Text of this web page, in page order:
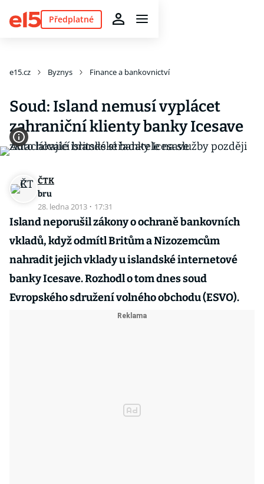
Předplatné
e15.cz Byznys Finance a bankovnictví
Soud: Island nemusí vyplácet
zahraniční klienty banky Icesave
ČTK
bru
28. ledna 2013 · 17:31
Island neporušil zákony o ochraně bankovních
vkladů, když odmítl Britům a Nizozemcům
nahradit jejich vklady u islandské internetové
banky Icesave. Rozhodl o tom dnes soud
Evropského sdružení volného obchodu (ESVO).